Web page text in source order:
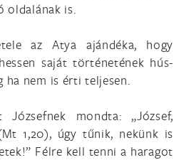
oldalának is.
az Atya ajándéka, hogy
saját történetének hús-
ha nem is érti teljesen.
mondta: „József,
1,20), úgy tűnik, nekünk is
Félre kell tenni a haragot